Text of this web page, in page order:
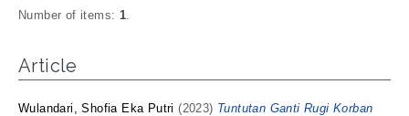
Number of items: 1.
Article
Wulandari, Shofia Eka Putri (2023) Tuntutan Ganti Rugi Korban